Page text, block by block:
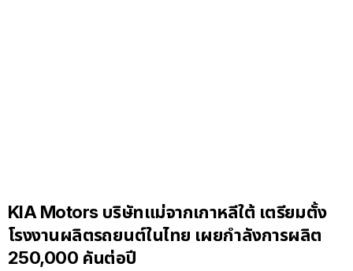
KIA Motors บริษัทแม่จากเกาหลีใต้ เตรียมตั้ง
โรงงานผลิตรถยนต์ในไทย เผยกำลังการผลิต
250,000 คันต่อปี